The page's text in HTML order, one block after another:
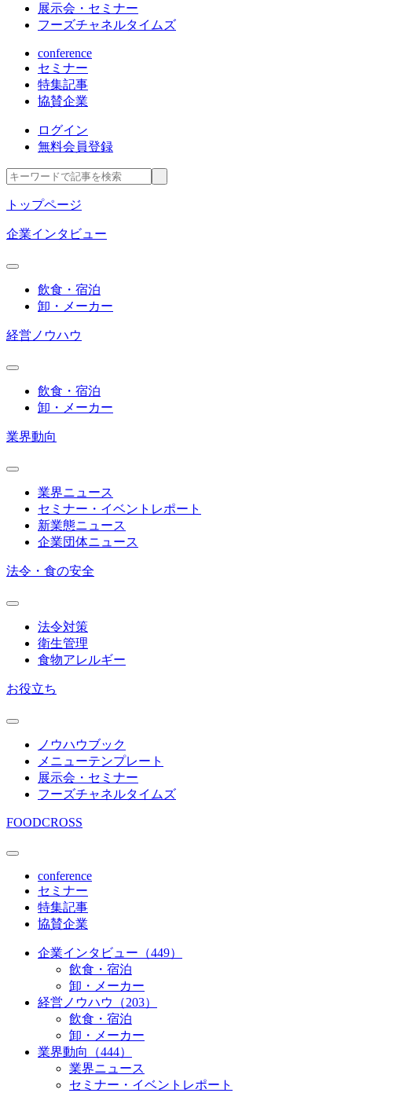
展示会・セミナー
フーズチャネルタイムズ
conference
セミナー
特集記事
協賛企業
ログイン
無料会員登録
トップページ
企業インタビュー
飲食・宿泊
卸・メーカー
経営ノウハウ
飲食・宿泊
卸・メーカー
業界動向
業界ニュース
セミナー・イベントレポート
新業態ニュース
企業団体ニュース
法令・食の安全
法令対策
衛生管理
食物アレルギー
お役立ち
ノウハウブック
メニューテンプレート
展示会・セミナー
フーズチャネルタイムズ
FOODCROSS
conference
セミナー
特集記事
協賛企業
企業インタビュー（449）
飲食・宿泊
卸・メーカー
経営ノウハウ（203）
飲食・宿泊
卸・メーカー
業界動向（444）
業界ニュース
セミナー・イベントレポート